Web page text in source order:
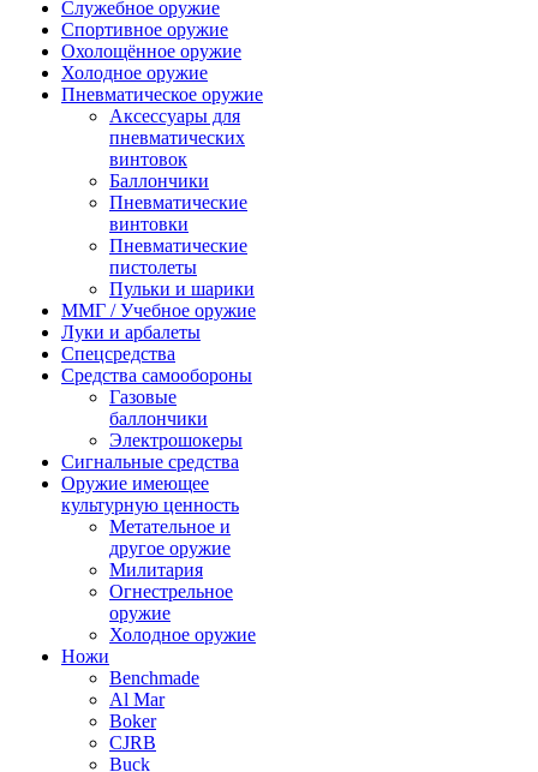
Служебное оружие
Спортивное оружие
Охолощённое оружие
Холодное оружие
Пневматическое оружие
Аксессуары для
пневматических
винтовок
Баллончики
Пневматические
винтовки
Пневматические
пистолеты
Пульки и шарики
ММГ / Учебное оружие
Луки и арбалеты
Спецсредства
Средства самообороны
Газовые
баллончики
Электрошокеры
Сигнальные средства
Оружие имеющее
культурную ценность
Метательное и
другое оружие
Милитария
Огнестрельное
оружие
Холодное оружие
Ножи
Benchmade
Al Mar
Boker
CJRB
Buck